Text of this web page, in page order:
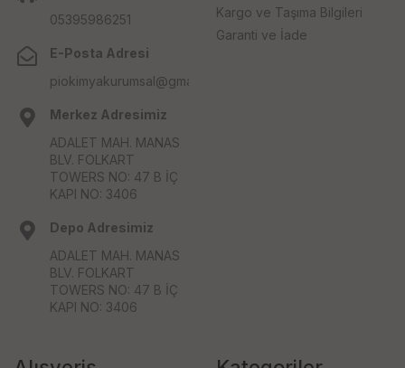
05395986251
E-Posta Adresi
piokimyakurumsal@gmail.com
Merkez Adresimiz
ADALET MAH. MANAS
BLV. FOLKART
TOWERS NO: 47 B İÇ
KAPI NO: 3406
Depo Adresimiz
ADALET MAH. MANAS
BLV. FOLKART
TOWERS NO: 47 B İÇ
KAPI NO: 3406
Kargo ve Taşıma Bilgileri
Garanti ve İade